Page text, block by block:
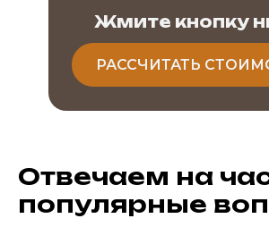
Жмите кнопку
РАССЧИТАТЬ
Отвечаем на
популярные